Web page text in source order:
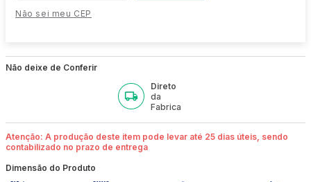
Não sei meu CEP
Não deixe de Conferir
Direto
da
Fabrica
Atenção: A produção deste item pode levar até 25 dias úteis, sendo
contabilizado no prazo de entrega
Dimensão do Produto